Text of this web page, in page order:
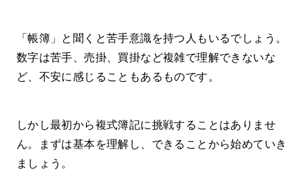
「帳簿」と聞くと苦手意識を持つ人もいるでしょう。
数字は苦手、売掛、買掛など複雑で理解できないな
ど、不安に感じることもあるものです。
しかし最初から複式簿記に挑戦することはありませ
ん。まずは基本を理解し、できることから始めていき
ましょう。